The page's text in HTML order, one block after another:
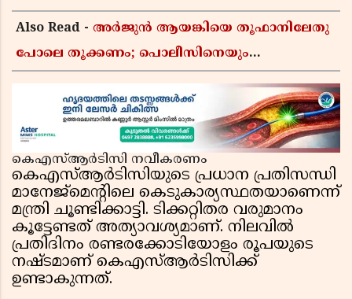
Also Read - അർജുൻ ആയങ്കിയെ തൂഫാനിലേതു
പോലെ തൂക്കണം; പൊലീസിനെയും
ജയരാജൻ
കെഎസ്ആർടിസി നവീകരണം
കെഎസ്ആർടിസിയുടെ പ്രധാന പ്രതിസന്ധി
മാനേജ്മെൻ്റിലെ കെടുകാര്യസ്ഥതയാണെന്ന്
മന്ത്രി ചൂണ്ടിക്കാട്ടി. ടിക്കറ്റിതര വരുമാനം
കൂട്ടേണ്ടത് അത്യാവശ്യമാണ്. നിലവിൽ
പ്രതിദിനം രണ്ടരക്കോടിയോളം രൂപയുടെ
നഷ്ടമാണ് കെഎസ്ആർടിസിക്ക്
ഉണ്ടാകുന്നത്.